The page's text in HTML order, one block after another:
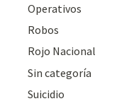
Operativos
Robos
Rojo Nacional
Sin categoría
Suicidio